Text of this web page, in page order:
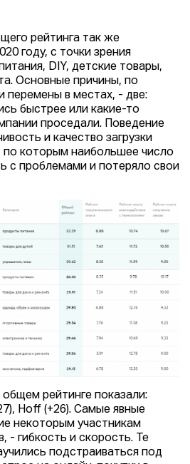
рейтинга так же
году, с точки зрения
DIY, детские товары,
Основные причины, по
перемены в местах, - две:
быстрее или какие-то
проседали. Поведение
и качество загрузки
по которым наибольшее число
с проблемами и потеряло свои
рейтинге показали:
Hoff (+26). Самые явные
некоторым участникам
- гибкость и скорость. Те
подстраиваться под